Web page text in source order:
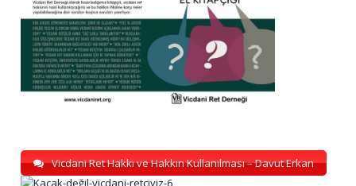
Vicdani Ret Hakkı ve Hakkın Kullanılması – Davut Erkan